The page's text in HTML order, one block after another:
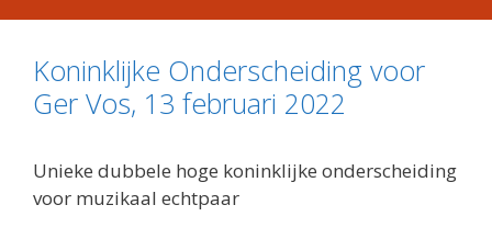
Koninklijke Onderscheiding voor
Ger Vos, 13 februari 2022
Unieke dubbele hoge koninklijke onderscheiding
voor muzikaal echtpaar